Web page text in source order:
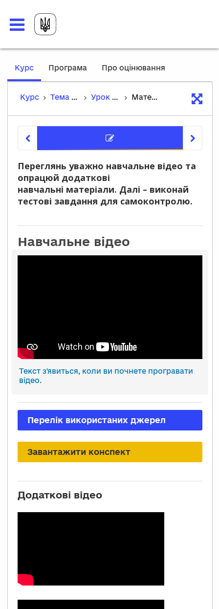
Курс,
Програма Про оцінювання
Курс Тема 2. Середньовічний світ Західної Європи Урок 9. Середньовічне європейське суспільство Матеріали уроку
Переглянь уважно навчальне відео та
опрацюй додаткові
навчальні матеріали. Далі – виконай
тестові завдання для самоконтролю.
Навчальне відео
Текст з'явиться, коли ви почнете програвати
відео.
Перелік використаних джерел
Завантажити конспект
Додаткові відео